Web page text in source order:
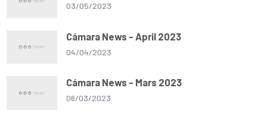
03/05/2023
Cámara News - April 2023
04/04/2023
Cámara News - Mars 2023
06/03/2023